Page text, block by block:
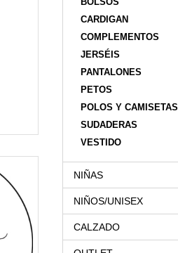
CARDIGAN
COMPLEMENTOS
JERSÉIS
PANTALONES
PETOS
POLOS Y CAMISETAS
SUDADERAS
VESTIDO
NIÑAS
NIÑOS/UNISEX
CALZADO